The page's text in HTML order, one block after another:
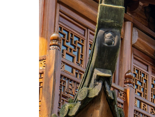
ngàn mắt và tay. Điểm
diện cho bốn ngọn núi nổi
Tây. Đền La Hán với năm
Ao Phóng Sinh
Ao Phóng Sinh với cái tên
dựng đứng trên mặt nước
quan gọn gàng và nghệ
rùa này là con cháu của